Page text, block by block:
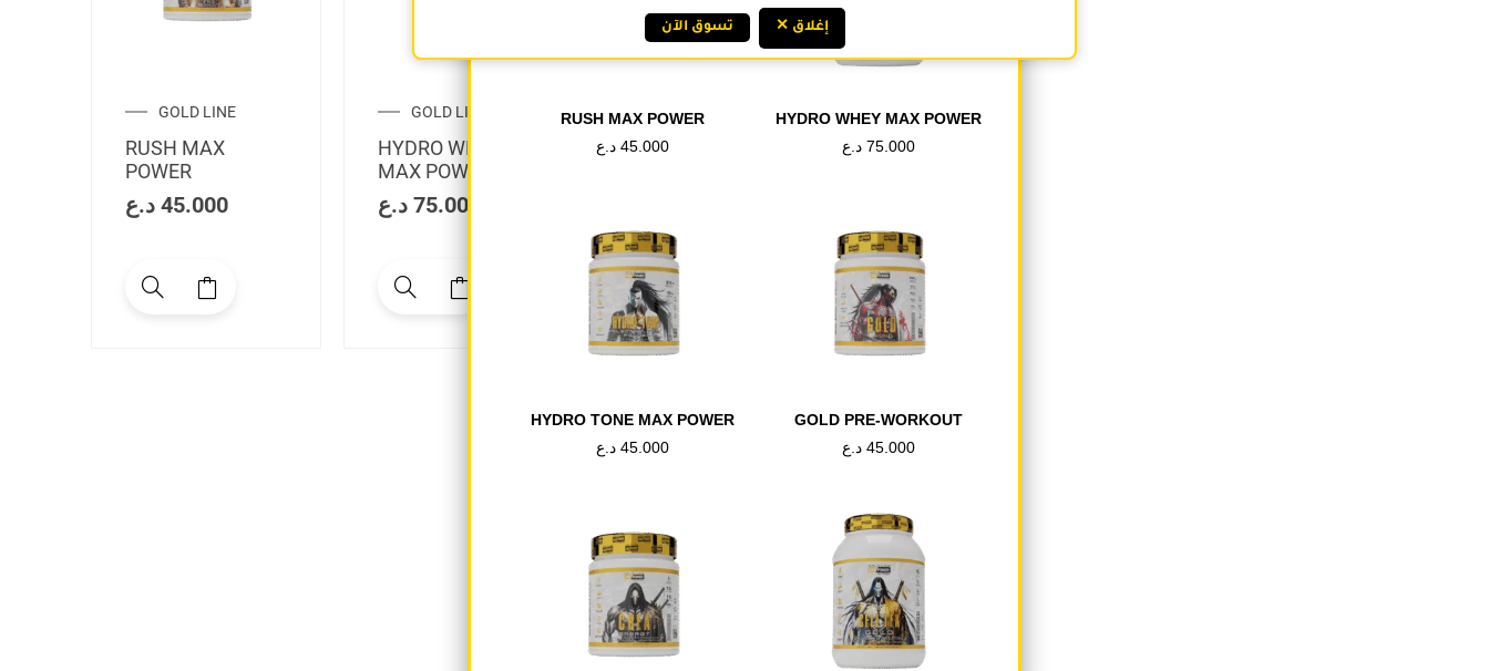
GOLD LINE
RUSH MAX
POWER
45.000 د.ع
GOLD LINE
HYDRO WHEY
MAX POWER
75.000 د.ع
AMINO ACID
HYDRO TONE
RUSH MAX POWER
45.000 د.ع
HYDRO WHEY MAX POWER
75.000 د.ع
HYDRO TONE MAX POWER
45.000 د.ع
GOLD PRE-WORKOUT
45.000 د.ع
تسوق الآن ✕ إغلاق